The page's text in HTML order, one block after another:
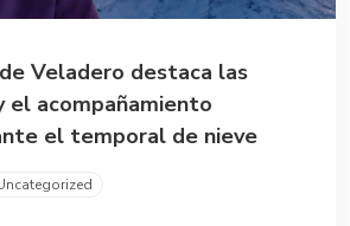
Veladero destaca las
el acompañamiento
el temporal de nieve